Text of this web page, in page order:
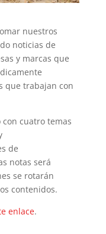
nuestros
noticias de
y marcas que
que trabajan con
cuatro temas
de
notas será
se rotarán
contenidos.
enlace.